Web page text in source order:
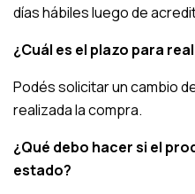
días hábiles luego de
¿Cuál es el plazo para
Podés solicitar un cambio
realizada la compra.
¿Qué debo hacer si el
estado?